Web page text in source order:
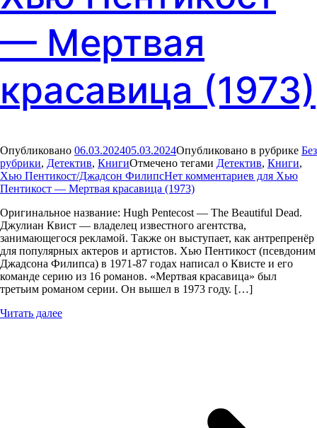
— Мертвая
красавица (1973)
Опубликовано 06.03.202405.03.2024Опубликовано в рубрике Без
рубрики, Детектив, КнигиОтмечено тегами Детектив, Книги,
Хью Пентикост/Джадсон ФилипсНет комментариев для Хью
Пентикост — Мертвая красавица (1973)
Оригинальное название: Hugh Pentecost — The Beautiful Dead.
Джулиан Квист — владелец известного агентства,
занимающегося рекламой. Также он выступает, как антрепренёр
для популярных актеров и артистов. Хью Пентикост (псевдоним
Джадсона Филипса) в 1971-87 годах написал о Квисте и его
команде серию из 16 романов. «Мертвая красавица» был
третьим романом серии. Он вышел в 1973 году. […]
Читать далее